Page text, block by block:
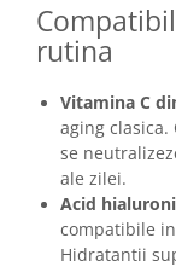
rutina
Vitamina C
aging clasica.
se
ale zilei.
Acid
compatibile
Hidratantii